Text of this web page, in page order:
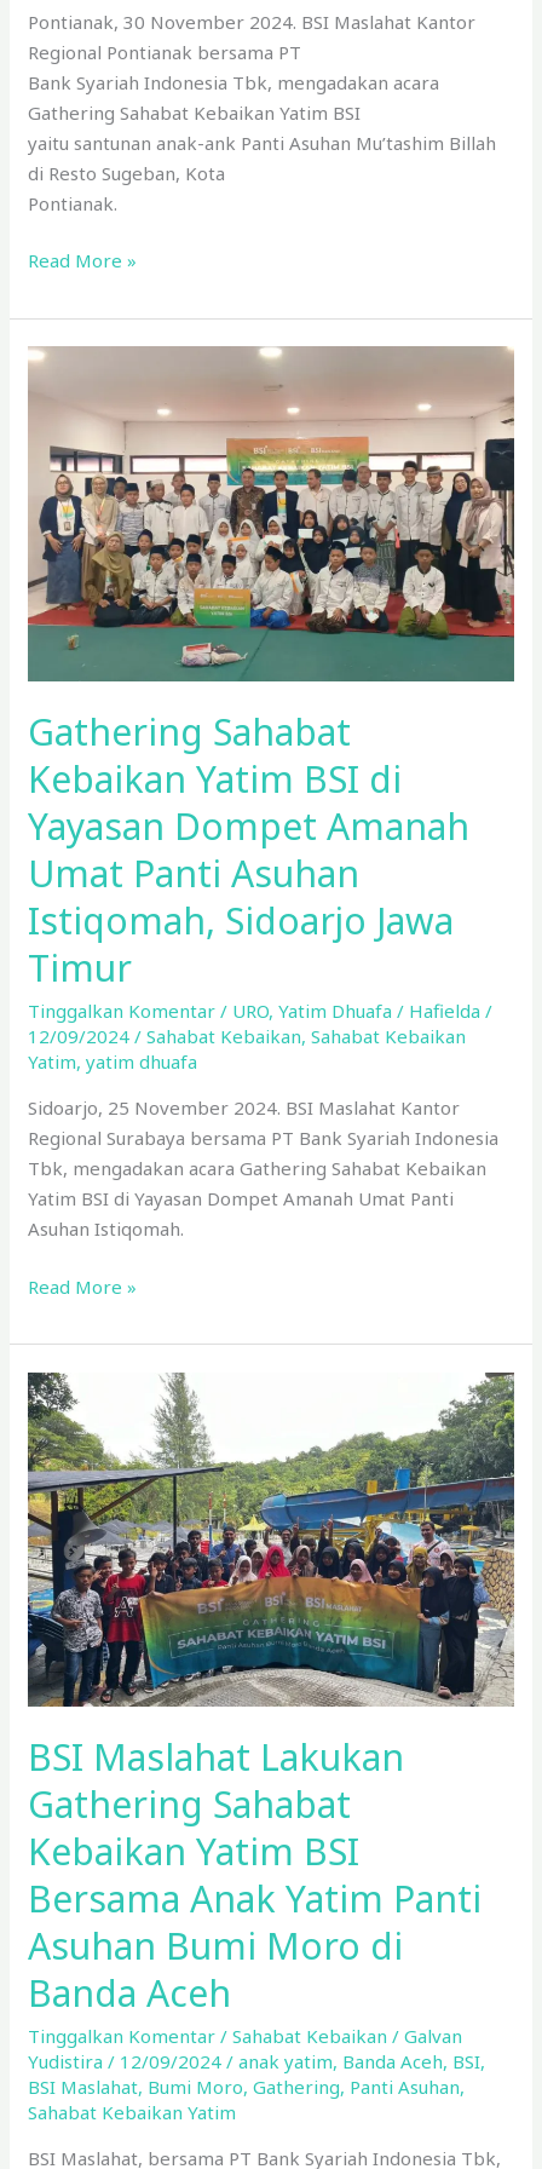
Pontianak, 30 November 2024. BSI Maslahat Kantor
Regional Pontianak bersama PT
Bank Syariah Indonesia Tbk, mengadakan acara
Gathering Sahabat Kebaikan Yatim BSI
yaitu santunan anak-ank Panti Asuhan Mu’tashim Billah
di Resto Sugeban, Kota
Pontianak.
Read More »
Gathering Sahabat
Kebaikan Yatim BSI di
Yayasan Dompet Amanah
Umat Panti Asuhan
Istiqomah, Sidoarjo Jawa
Timur
Tinggalkan Komentar / URO,Yatim Dhuafa / Hafielda/
12/09/2024/Sahabat Kebaikan,Sahabat Kebaikan
Yatim,yatim dhuafa
Sidoarjo, 25 November 2024. BSI Maslahat Kantor
Regional Surabaya bersama PT Bank Syariah Indonesia
Tbk, mengadakan acara Gathering Sahabat Kebaikan
Yatim BSI di Yayasan Dompet Amanah Umat Panti
Asuhan Istiqomah.
Gathering
Kebaikan
Yatim
BSI
di
Yayasan
Dompet
Amanah
Umat
Istiqomah,
Sidoarjo
Jawa
Timur
Read More »
BSI Maslahat Lakukan
Gathering Sahabat
Kebaikan Yatim BSI
Bersama Anak Yatim Panti
Asuhan Bumi Moro di
Banda Aceh
Tinggalkan Komentar /Sahabat Kebaikan /Galvan
Yudistira/ 12/09/2024/anak yatim, Banda Aceh, BSI,
BSI Maslahat, Bumi Moro,Gathering, Panti Asuhan,
Sahabat Kebaikan Yatim
BSI Maslahat, bersama PT Bank Syariah Indonesia Tbk,
BSI
Maslahat
Lakukan
Gathering
Sahabat
Kebaikan
Yatim
BSI
Bersama
Anak
Yatim
Asuhan
Bumi
Moro
di
Banda
Aceh